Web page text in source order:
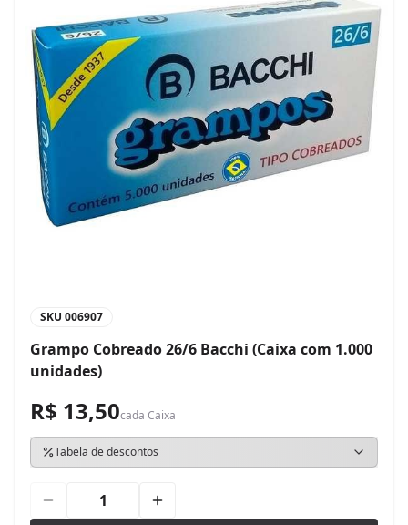
SKU 006907
Grampo Cobreado 26/6 Bacchi (Caixa com 1.000
unidades)
R$ 13,50cada Caixa
Tabela de descontos